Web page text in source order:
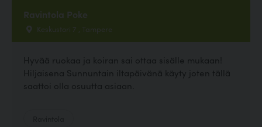
Ravintola Poke
Keskustori 7 , Tampere
Hyvää ruokaa ja koiran sai ottaa sisälle mukaan!
Hiljaisena Sunnuntain iltapäivänä käyty joten tällä
saattoi olla osuutta asiaan.